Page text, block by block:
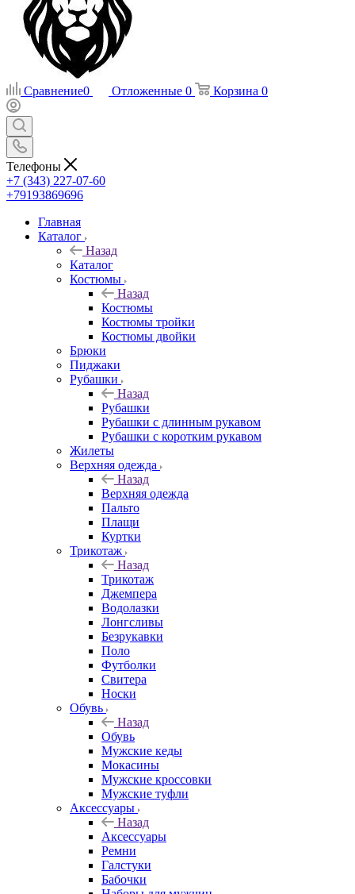
Сравнение0 Отложенные 0 Корзина 0
Телефоны
+7 (343) 227-07-60
+79193869696
Главная
Каталог
Назад
Каталог
Костюмы
Назад
Костюмы
Костюмы тройки
Костюмы двойки
Брюки
Пиджаки
Рубашки
Назад
Рубашки
Рубашки с длинным рукавом
Рубашки с коротким рукавом
Жилеты
Верхняя одежда
Назад
Верхняя одежда
Пальто
Плащи
Куртки
Трикотаж
Назад
Трикотаж
Джемпера
Водолазки
Лонгсливы
Безрукавки
Поло
Футболки
Свитера
Носки
Обувь
Назад
Обувь
Мужские кеды
Мокасины
Мужские кроссовки
Мужские туфли
Аксессуары
Назад
Аксессуары
Ремни
Галстуки
Бабочки